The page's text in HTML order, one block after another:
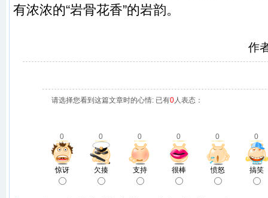
有浓浓的“岩骨花香”的岩韵。
作
请选择您看到这篇文章时的心情: 已有0人表态：
0 0 0 0 0 0
惊讶 欠揍 支持 很棒 愤怒 搞笑